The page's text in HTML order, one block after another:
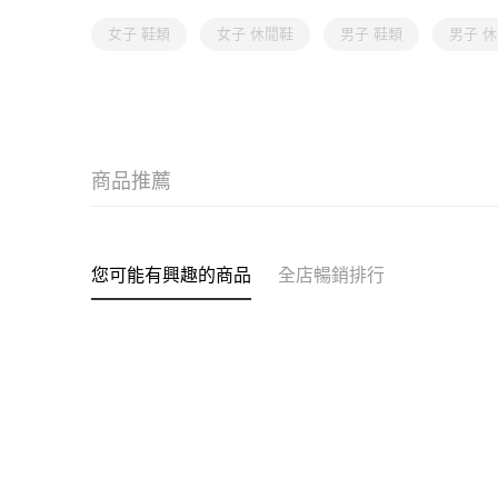
女子 鞋類 女子 休閒鞋 男子 鞋類 男子
商品推薦
您可能有興趣的商品 全店暢銷排行